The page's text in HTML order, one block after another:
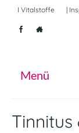
I Vitalstoffe |
Menü